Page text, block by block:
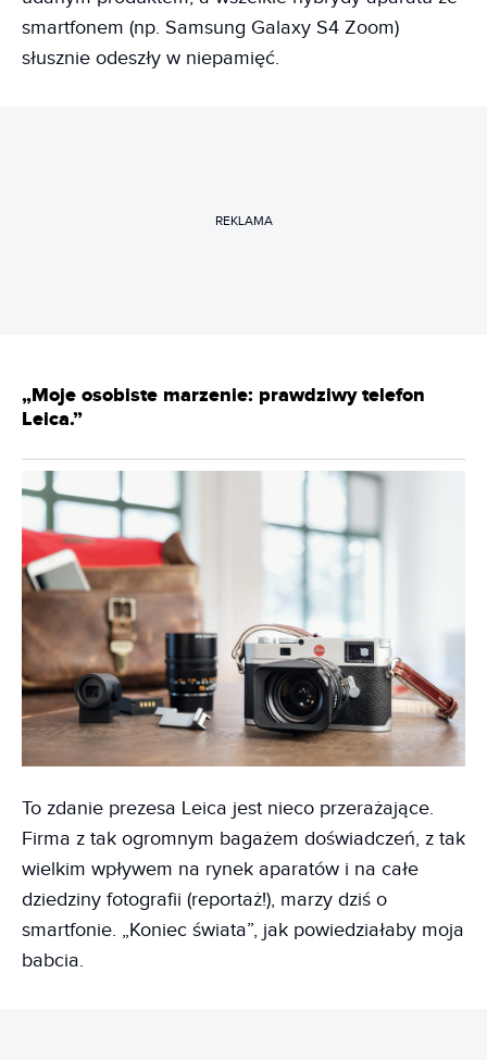
smartfonem (np. Samsung Galaxy S4 Zoom)
słusznie odeszły w niepamięć.
REKLAMA
„Moje osobiste marzenie: prawdziwy telefon
Leica.”
To zdanie prezesa Leica jest nieco przerażające.
Firma z tak ogromnym bagażem doświadczeń, z tak
wielkim wpływem na rynek aparatów i na całe
dziedziny fotografii (reportaż!), marzy dziś o
smartfonie. „Koniec świata”, jak powiedziałaby moja
babcia.